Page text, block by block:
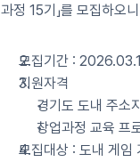
과정 15기」를 모집하오
모집기간 :
지원자격
경기도 도내 주소
창업과정 교육 프
모집대상 : 도내 게임